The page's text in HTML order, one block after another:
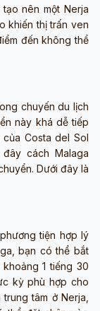
nên một Nerja
khiến thị trấn ven
đến không thể
chuyến du lịch
này khá dễ tiếp
Costa del Sol
cách Malaga
Dưới đây là
tiện hợp lý
bạn có thể bắt
1 tiếng 30
kỳ phù hợp cho
tâm ở Nerja,